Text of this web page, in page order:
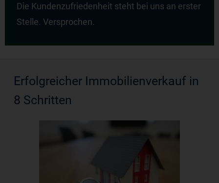
Die Kundenzufriedenheit steht bei uns an erster
Stelle. Versprochen.
Erfolgreicher Immobilienverkauf in
8 Schritten